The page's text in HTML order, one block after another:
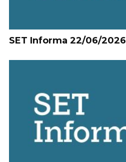
SET Informa 22/06/2026